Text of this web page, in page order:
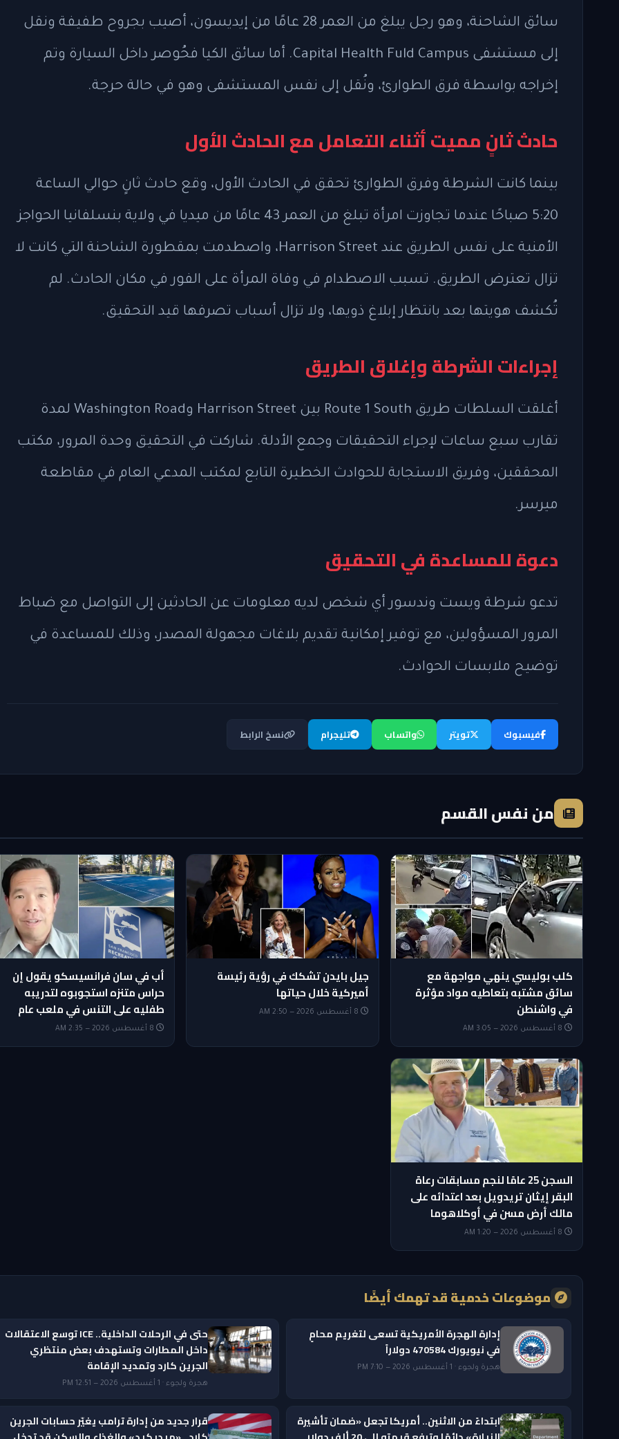
سائق الشاحنة، وهو رجل يبلغ من العمر 28 عامًا من إيديسون، أصيب بجروح طفيفة ونقل
إلى مستشفى Capital Health Fuld Campus. أما سائق الكيا فحُوصر داخل السيارة وتم
إخراجه بواسطة فرق الطوارئ، ونُقل إلى نفس المستشفى وهو في حالة حرجة.
حادث ثانٍ مميت أثناء التعامل مع الحادث الأول
بينما كانت الشرطة وفرق الطوارئ تحقق في الحادث الأول، وقع حادث ثانٍ حوالي الساعة
5:20 صباحًا عندما تجاوزت امرأة تبلغ من العمر 43 عامًا من ميديا في ولاية بنسلفانيا الحواجز
الأمنية على نفس الطريق عند Harrison Street، واصطدمت بمقطورة الشاحنة التي كانت لا
تزال تعترض الطريق. تسبب الاصطدام في وفاة المرأة على الفور في مكان الحادث. لم
تُكشف هويتها بعد بانتظار إبلاغ ذويها، ولا تزال أسباب تصرفها قيد التحقيق.
إجراءات الشرطة وإغلاق الطريق
أغلقت السلطات طريق Route 1 South بين Harrison Street وWashington Road لمدة
تقارب سبع ساعات لإجراء التحقيقات وجمع الأدلة. شاركت في التحقيق وحدة المرور، مكتب
المحققين، وفريق الاستجابة للحوادث الخطيرة التابع لمكتب المدعي العام في مقاطعة
ميرسر.
دعوة للمساعدة في التحقيق
تدعو شرطة ويست وندسور أي شخص لديه معلومات عن الحادثين إلى التواصل مع ضباط
المرور المسؤولين، مع توفير إمكانية تقديم بلاغات مجهولة المصدر، وذلك للمساعدة في
توضيح ملابسات الحوادث.
فيسبوك تويتر واتساب تليجرام نسخ الرابط
من نفس القسم
كلب بوليسي ينهي مواجهة مع
سائق مشتبه بتعاطيه مواد مؤثرة
في واشنطن
جيل بايدن تشكك في رؤية رئيسة
أميركية خلال حياتها
أب في سان فرانسيسكو يقول إن
حراس متنزه استجوبوه لتدريبه
طفليه على التنس في ملعب عام
8 أغسطس 2026 — 2:35 AM
السجن 25 عامًا لنجم مسابقات رعاة
البقر إيثان تريدويل بعد اعتدائه على
مالك أرض مسن في أوكلاهوما
موضوعات خدمية قد تهمك أيضًا
إدارة الهجرة الأمريكية تسعى لتغريم محامٍ
في نيويورك 470584 دولاراً
هجرة ولجوء · 1 أغسطس 2026 — 7:10 PM
حتى في الرحلات الداخلية.. ICE توسع الاعتقالات
داخل المطارات وتستهدف بعض منتظري
الجرين كارد وتمديد الإقامة
هجرة ولجوء · 1 أغسطس 2026 — 12:51 PM
ابتداءً من الاثنين.. أمريكا تجعل «ضمان تأشيرة
قرار جديد من إدارة ترامب يغيّر حسابات الجرين